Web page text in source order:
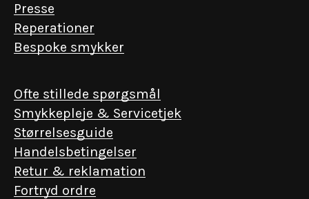
Presse
Reperationer
Bespoke smykker
Ofte stillede spørgsmål
Smykkepleje & Servicetjek
Størrelsesguide
Handelsbetingelser
Retur & reklamation
Fortryd ordre